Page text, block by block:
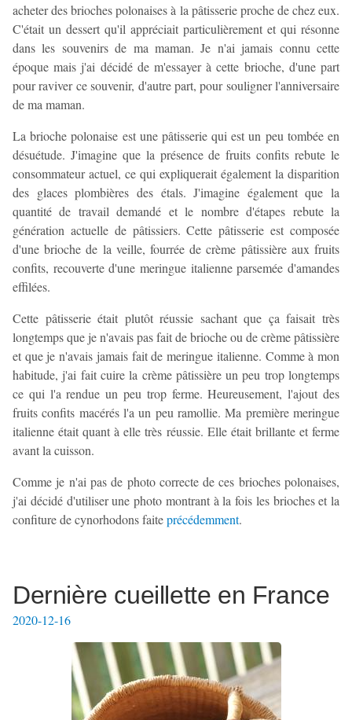
acheter des brioches polonaises à la pâtisserie proche de chez eux.
C'était un dessert qu'il appréciait particulièrement et qui résonne
dans les souvenirs de ma maman. Je n'ai jamais connu cette
époque mais j'ai décidé de m'essayer à cette brioche, d'une part
pour raviver ce souvenir, d'autre part, pour souligner l'anniversaire
de ma maman.
La brioche polonaise est une pâtisserie qui est un peu tombée en
désuétude. J'imagine que la présence de fruits confits rebute le
consommateur actuel, ce qui expliquerait également la disparition
des glaces plombières des étals. J'imagine également que la
quantité de travail demandé et le nombre d'étapes rebute la
génération actuelle de pâtissiers. Cette pâtisserie est composée
d'une brioche de la veille, fourrée de crème pâtissière aux fruits
confits, recouverte d'une meringue italienne parsemée d'amandes
effilées.
Cette pâtisserie était plutôt réussie sachant que ça faisait très
longtemps que je n'avais pas fait de brioche ou de crème pâtissière
et que je n'avais jamais fait de meringue italienne. Comme à mon
habitude, j'ai fait cuire la crème pâtissière un peu trop longtemps
ce qui l'a rendue un peu trop ferme. Heureusement, l'ajout des
fruits confits macérés l'a un peu ramollie. Ma première meringue
italienne était quant à elle très réussie. Elle était brillante et ferme
avant la cuisson.
Comme je n'ai pas de photo correcte de ces brioches polonaises,
j'ai décidé d'utiliser une photo montrant à la fois les brioches et la
confiture de cynorhodons faiteprécédemment.
Dernière cueillette en France
2020-12-16